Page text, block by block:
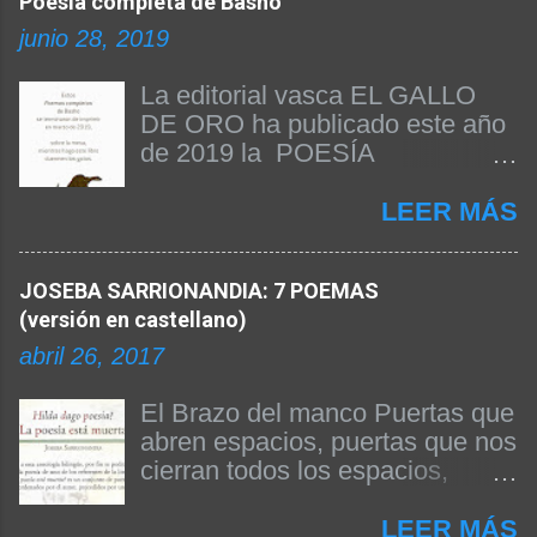
junio 28, 2019
La editorial vasca EL GALLO
DE ORO ha publicado este año
de 2019 la POESÍA
libro. A continuación
reproducimos el prólogo firmado
por el propio Beñat Arginzoniz
edición y explica algunas
cuestiones fundamentales para
entender la obra. Siendo Basho
en occidente, no existía hasta
LEER MÁS
JOSEBA SARRIONANDIA: 7 POEMAS
(versión en castellano)
abril 26, 2017
El Brazo del manco Puertas que
abren espacios, puertas que nos
cierran todos los espacios,
anhelando el día, díasLEER MÁS